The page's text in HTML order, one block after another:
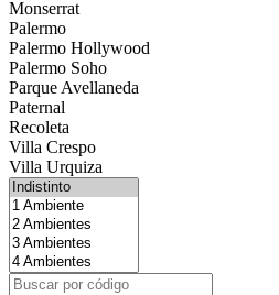
Monserrat
Palermo
Palermo Hollywood
Palermo Soho
Parque Avellaneda
Paternal
Recoleta
Villa Crespo
Villa Urquiza